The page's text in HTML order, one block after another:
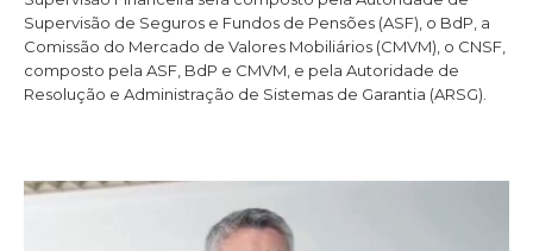
Supervisão de Seguros e Fundos de Pensões (ASF), o BdP, a
Comissão do Mercado de Valores Mobiliários (CMVM), o CNSF,
composto pela ASF, BdP e CMVM, e pela Autoridade de
Resolução e Administração de Sistemas de Garantia (ARSG).